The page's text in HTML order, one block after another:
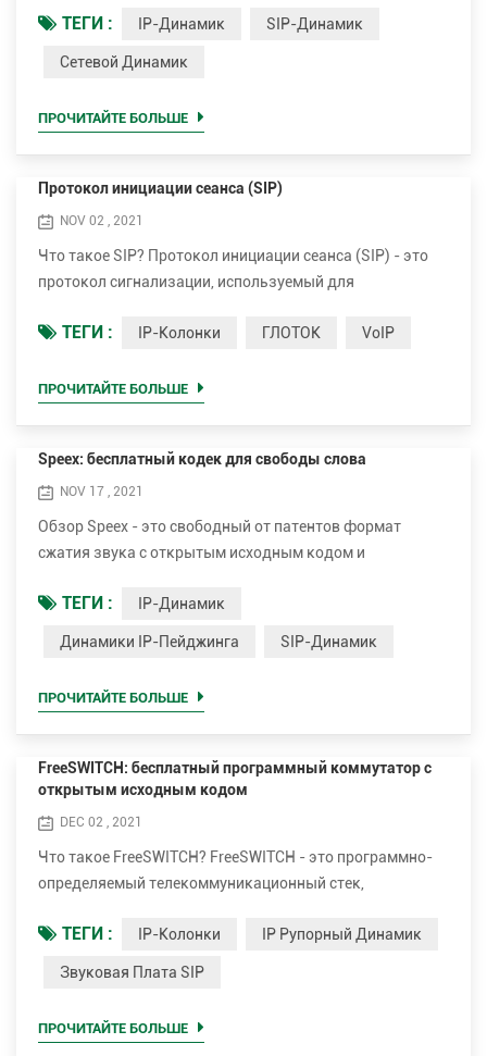
полосу пропускания, обеспечивая при этом
исключительно высокое качество звука. Opus - это
кодирования речи и общего звука в одном формате, при
этом сохран...
ТЕГИ : IP-Динамик SIP-Динамик
Сетевой Динамик
ПРОЧИТАЙТЕ БОЛЬШЕ
Протокол инициации сеанса (SIP)
NOV 02 , 2021
Что такое SIP? Протокол инициации сеанса (SIP) - это
протокол сигнализации, используемый для
реальном времени, включая приложения для передачи
методов передачи голоса по Интернет-протоколу (VoIP).
ТЕГИ : IP-Колонки ГЛОТОК VoIP
ПРОЧИТАЙТЕ БОЛЬШЕ
Speex: бесплатный кодек для свободы слова
NOV 17 , 2021
Обзор Speex - это свободный от патентов формат
сжатия звука с открытым исходным кодом и
предназначенный для речи. Проект Speex направлен на
снижение входного барьера для голосовых приложений,
Более того, Speex хорошо адаптирован к Интернет-
приложениям и предоставляет полезные функ...
ТЕГИ : IP-Динамик
Динамики IP-Пейджинга SIP-Динамик
ПРОЧИТАЙТЕ БОЛЬШЕ
FreeSWITCH: бесплатный программный коммутатор с
открытым исходным кодом
DEC 02 , 2021
Что такое FreeSWITCH? FreeSWITCH - это программно-
определяемый телекоммуникационный стек,
проприетарных телекоммуникационных коммутаторов
к универсальной программной реализации, работающей
любого устройства - от Raspberry PI до многоядерного
ТЕГИ : IP-Колонки IP Рупорный Динамик
Звуковая Плата SIP
ПРОЧИТАЙТЕ БОЛЬШЕ